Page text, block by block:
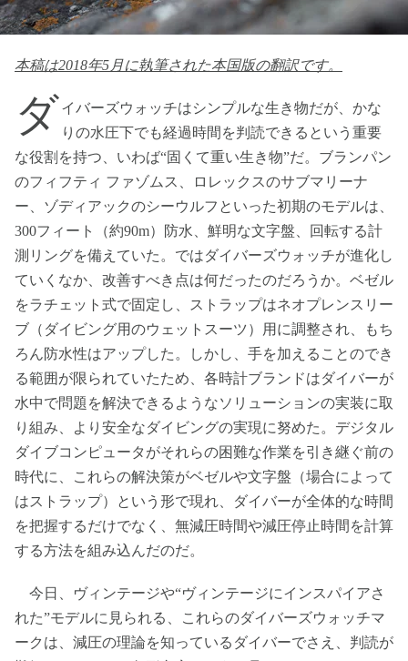
本稿は2018年5月に執筆された本国版の翻訳です。
ダ
イバーズウォッチはシンプルな生き物だが、かな
りの水圧下でも経過時間を判読できるという重要
な役割を持つ、いわば“固くて重い生き物”だ。ブランパン
のフィフティ ファゾムス、ロレックスのサブマリーナ
ー、ゾディアックのシーウルフといった初期のモデルは、
300フィート（約90m）防水、鮮明な文字盤、回転する計
測リングを備えていた。ではダイバーズウォッチが進化し
ていくなか、改善すべき点は何だったのだろうか。ベゼル
をラチェット式で固定し、ストラップはネオプレンスリー
ブ（ダイビング用のウェットスーツ）用に調整され、もち
ろん防水性はアップした。しかし、手を加えることのでき
る範囲が限られていたため、各時計ブランドはダイバーが
水中で問題を解決できるようなソリューションの実装に取
り組み、より安全なダイビングの実現に努めた。デジタル
ダイブコンピュータがそれらの困難な作業を引き継ぐ前の
時代に、これらの解決策がベゼルや文字盤（場合によって
はストラップ）という形で現れ、ダイバーが全体的な時間
を把握するだけでなく、無減圧時間や減圧停止時間を計算
する方法を組み込んだのだ。
今日、ヴィンテージや“ヴィンテージにインスパイアさ
れた”モデルに見られる、これらのダイバーズウォッチマ
ークは、減圧の理論を知っているダイバーでさえ、判読が